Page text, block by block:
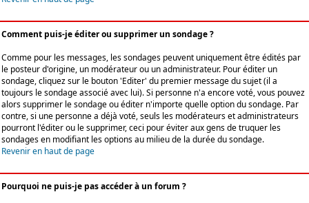
Comment puis-je éditer ou supprimer un sondage ?
Comme pour les messages, les sondages peuvent uniquement être édités par
le posteur d'origine, un modérateur ou un administrateur. Pour éditer un
sondage, cliquez sur le bouton 'Editer' du premier message du sujet (il a
toujours le sondage associé avec lui). Si personne n'a encore voté, vous pouvez
alors supprimer le sondage ou éditer n'importe quelle option du sondage. Par
contre, si une personne a déjà voté, seuls les modérateurs et administrateurs
pourront l'éditer ou le supprimer, ceci pour éviter aux gens de truquer les
sondages en modifiant les options au milieu de la durée du sondage.
Revenir en haut de page
Pourquoi ne puis-je pas accéder à un forum ?